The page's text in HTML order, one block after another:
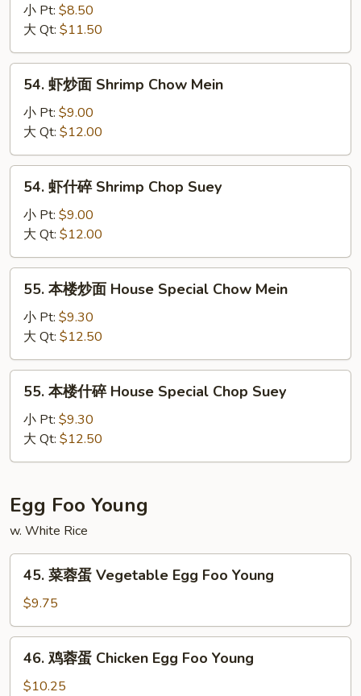
Beef
Chop
Suey
小 Pt: $8.50
大 Qt: $11.50
54.
Shrimp
Chow
Mein
54. 虾炒面 Shrimp Chow Mein
小 Pt: $9.00
大 Qt: $12.00
54.
Shrimp
Chop
Suey
54. 虾什碎 Shrimp Chop Suey
小 Pt: $9.00
大 Qt: $12.00
55.
面
House
Special
Chow
Mein
55. 本楼炒面 House Special Chow Mein
小 Pt: $9.30
大 Qt: $12.50
55.
碎
Special
Chop
Suey
55. 本楼什碎 House Special Chop Suey
小 Pt: $9.30
大 Qt: $12.50
Egg Foo Young
w. White Rice
45.
蛋
Vegetable
Egg
Foo
45. 菜蓉蛋 Vegetable Egg Foo Young
$9.75
46.
46. 鸡蓉蛋 Chicken Egg Foo Young
$10.25